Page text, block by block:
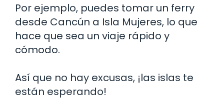
Por ejemplo, puedes tomar un ferry
desde Cancún a Isla Mujeres, lo que
hace que sea un viaje rápido y
cómodo.
Así que no hay excusas, ¡las islas te
están esperando!